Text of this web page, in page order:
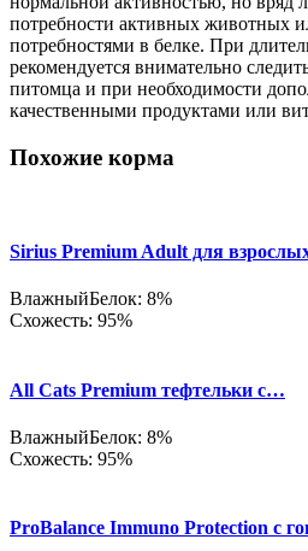
потребности активных животных
потребностями в белке. При
рекомендуется внимательно
питомца и при необходимости
качественными продуктами или
Похожие корма
Sirius Premium Adult для
ВлажныйБелок: 8%
Схожесть: 95%
All Cats Premium тефтельки с…
ВлажныйБелок: 8%
Схожесть: 95%
ProBalance Immuno Protection с